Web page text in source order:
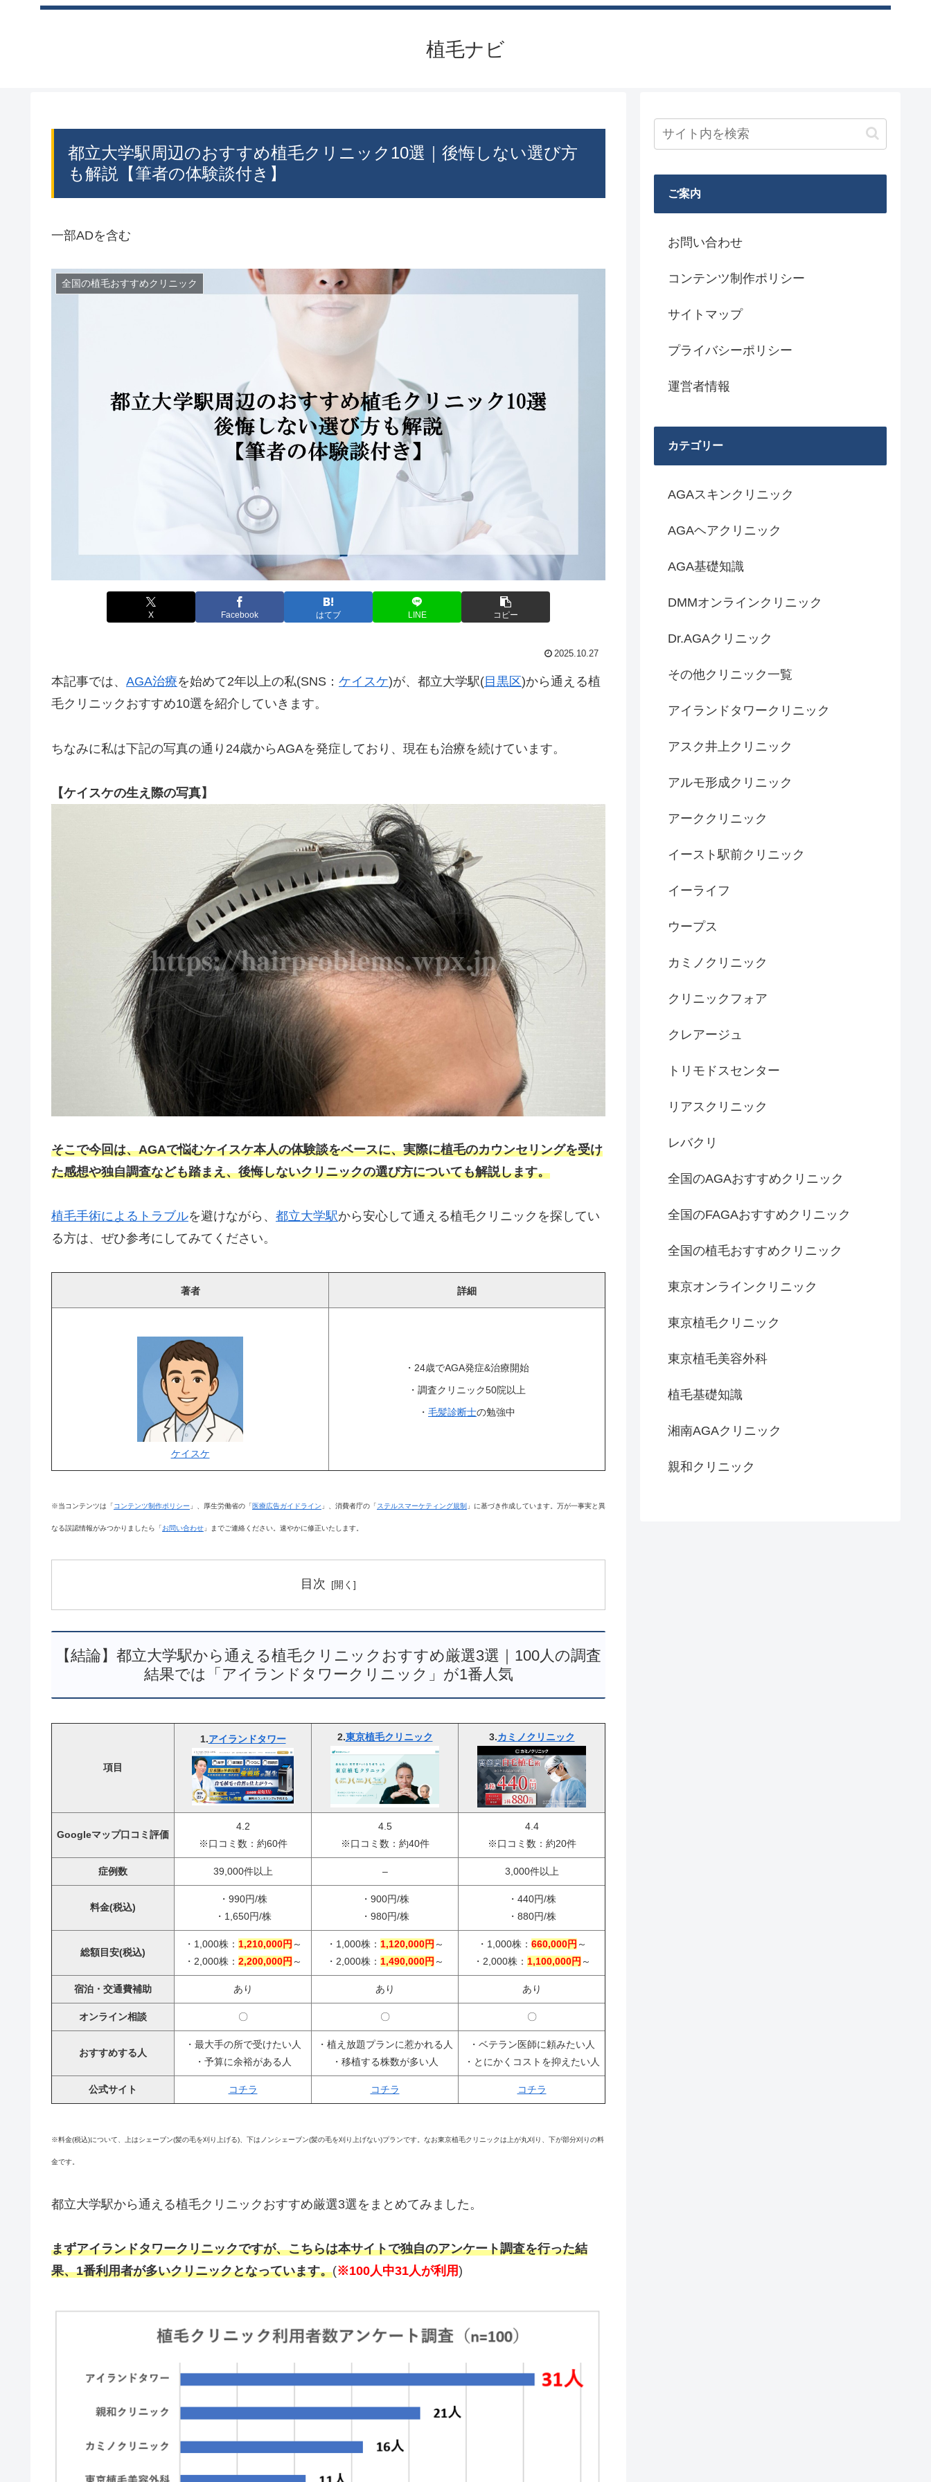
植毛ナビ
都立大学駅周辺のおすすめ植毛クリニック10選｜後悔しない選び方
も解説【筆者の体験談付き】
一部ADを含む
全国の植毛おすすめクリニック
X Facebook はてブ LINE コピー
2025.10.27
本記事では、 AGA治療を始めて2年以上の私(SNS： ケイスケ)が、都立大学駅(目黒区)から通える植
毛クリニックおすすめ10選を紹介していきます。
ちなみに私は下記の写真の通り24歳からAGAを発症しており、現在も治療を続けています。
【ケイスケの生え際の写真】
そこで今回は、AGAで悩むケイスケ本人の体験談をベースに、実際に植毛のカウンセリングを受け
た感想や独自調査なども踏まえ、後悔しないクリニックの選び方についても解説します。
植毛手術によるトラブルを避けながら、 都立大学駅から安心して通える植毛クリニックを探してい
る方は、ぜひ参考にしてみてください。
著者 詳細
ケイスケ
・24歳でAGA発症&治療開始
・調査クリニック50院以上
・ 毛髪診断士の勉強中
※当コンテンツは「コンテンツ制作ポリシー 」、厚生労働省の「医療広告ガイドライン 」、消費者庁の「ステルスマーケティング規制 」に基づき作成しています。万が一事実と異
なる誤認情報がみつかりましたら「お問い合わせ 」までご連絡ください。速やかに修正いたします。
目次
【結論】都立大学駅から通える植毛クリニックおすすめ厳選3選｜100人の調査
結果では「アイランドタワークリニック」が1番人気
項目
1.アイランドタワー 2.東京植毛クリニック 3.カミノクリニック
Googleマップ口コミ評価
4.2
※口コミ数：約60件
4.5
※口コミ数：約40件
4.4
※口コミ数：約20件
症例数 39,000件以上 – 3,000件以上
料金(税込)
・990円/株
・1,650円/株
・900円/株
・980円/株
・440円/株
・880円/株
総額目安(税込)
・1,000株： 1,210,000円 ～
・2,000株： 2,200,000円 ～
・1,000株： 1,120,000円 ～
・2,000株： 1,490,000円 ～
・1,000株： 660,000円 ～
・2,000株： 1,100,000円 ～
宿泊・交通費補助 あり あり あり
オンライン相談 〇 〇 〇
おすすめする人
・最大手の所で受けたい人
・予算に余裕がある人
・植え放題プランに惹かれる人
・移植する株数が多い人
・ベテラン医師に頼みたい人
・とにかくコストを抑えたい人
公式サイト コチラ コチラ コチラ
※料金(税込)について、上はシェーブン(髪の毛を刈り上げる)、下はノンシェーブン(髪の毛を刈り上げない)プランです。なお東京植毛クリニックは上が丸刈り、下が部分刈りの料
金です。
都立大学駅から通える植毛クリニックおすすめ厳選3選をまとめてみました。
まずアイランドタワークリニックですが、こちらは本サイトで独自のアンケート調査を行った結
果、1番利用者が多いクリニックとなっています。(※100人中31人が利用)
ご案内
お問い合わせ
コンテンツ制作ポリシー
サイトマップ
プライバシーポリシー
運営者情報
カテゴリー
AGAスキンクリニック
AGAヘアクリニック
AGA基礎知識
DMMオンラインクリニック
Dr.AGAクリニック
その他クリニック一覧
アイランドタワークリニック
アスク井上クリニック
アルモ形成クリニック
アーククリニック
イースト駅前クリニック
イーライフ
ウープス
カミノクリニック
クリニックフォア
クレアージュ
トリモドスセンター
リアスクリニック
レバクリ
全国のAGAおすすめクリニック
全国のFAGAおすすめクリニック
全国の植毛おすすめクリニック
東京オンラインクリニック
東京植毛クリニック
東京植毛美容外科
植毛基礎知識
湘南AGAクリニック
親和クリニック